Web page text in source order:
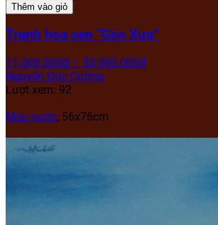
Thêm vào giỏ
Tranh hoa sen “Góc Xưa”
11.000.000₫ – 50.000.000₫
Nguyễn Đức Cường
Lượt xem: 92
Màu nước, 56x76cm